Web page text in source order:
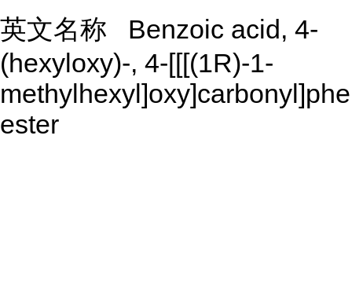
英文名称 Benzoic acid, 4-
(hexyloxy)-, 4-[[[(1R)-1-
ester